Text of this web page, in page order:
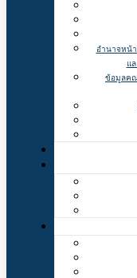
อำนาจหน้
แ
ข้อมูลคณ